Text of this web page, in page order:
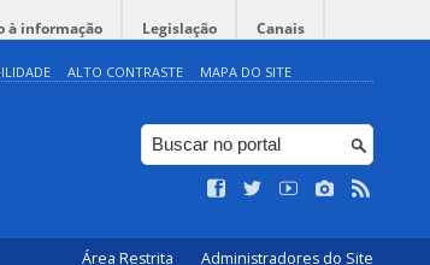
à informação Legislação Canais
ALTO CONTRASTE MAPA DO SITE
Área Restrita Administradores do Site